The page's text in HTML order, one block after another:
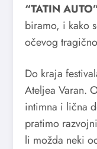
“TATIN
biramo, i kako
očevog
Do kraja
Ateljea Varan.
intimna i lična
pratimo
li možda neki